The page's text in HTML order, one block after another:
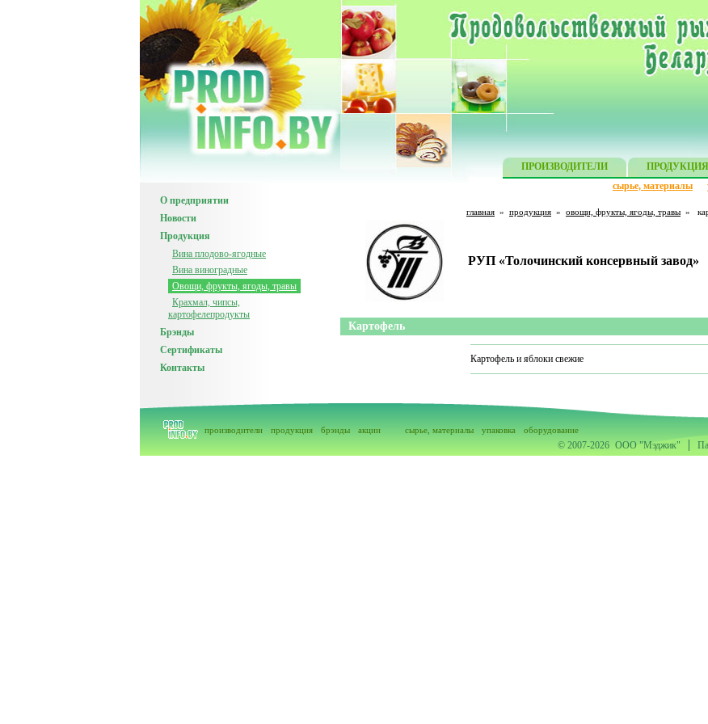
ПРОИЗВОДИТЕЛИ ПРОДУКЦИЯ
сырье, материалы
О предприятии
Новости
Продукция
Вина плодово-ягодные
Вина виноградные
Овощи, фрукты, ягоды, травы
Крахмал, чипсы,
картофелепродукты
Брэнды
Сертификаты
Контакты
главная » продукция » овощи, фрукты, ягоды, травы »
РУП «Толочинский консервный завод»
Картофель
Картофель и яблоки свежие
производители продукция брэнды акции сырье, материалы упаковка оборудование
© 2007-2026 ООО "Мэджик"